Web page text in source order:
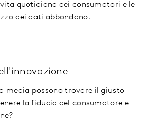
quotidiana dei consumatori e le
dei dati abbondano.
media possono trovare il giusto
la fiducia del consumatore e